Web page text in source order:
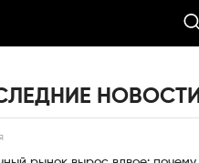
НОВОСТИ